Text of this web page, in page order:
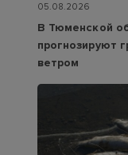
05.08.2026
В Тюменской
прогнозируют
ветром